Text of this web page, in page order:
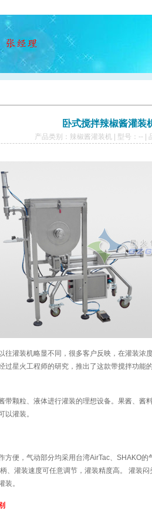
卧式搅拌辣椒酱灌装
产品类别： 辣椒酱灌装机 | 型号：-- |
往灌装机略显不同，很多客户反映，在灌装浓
过星火工程师的研究，推出了这款带搅拌功能
带颗粒、液体进行灌装的理想设备。果酱、酱
以灌装。
方便，气动部分均采用台湾AirTac、SHAKO
、灌装速度可任意调节，灌装精度高。 灌装
装。